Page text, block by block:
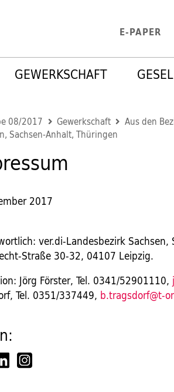
E-PAPER
GEWERKSCHAFT
08/2017 Gewerkschaft
Aus den
Sachsen-Anhalt, Thüringen
2017
ver.di-Landesbezirk
Straße 30-32, 04107 Leipzig.
Jörg Förster, Tel. 0341/52901110,
Tel. 0351/337449, b.tragsdorf@t-